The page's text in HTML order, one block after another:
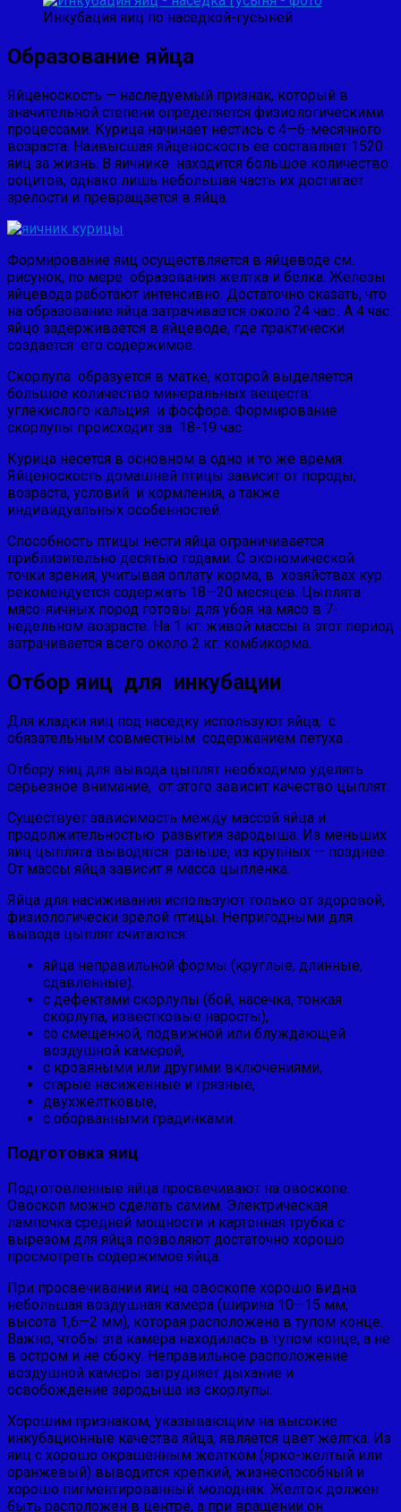
Инкубация яиц по наседкой-гусыней
Образование яйца
Яйценоскость — наследуемый признак, который в
значительной степени опре­деляется физиологическими
процессами. Курица начинает нестись с 4—6-месяч­ного
возраста. Наивысшая яйценоскость ее составляет 1520
яиц за жизнь. В яич­нике находится большое количество
ооцитов, однако лишь небольшая часть их достигает
зрелости и превра­щается в яйца.
Формирование яиц осуществляется в яйцеводе см.
рисунок, по мере образования желтка и белка. Железы
яйцевода работают интенсивно. Достаточно сказать, что
на образование яйца затрачивается около 24 час.. А 4 час.
яйцо задерживается в яйцеводе, где практически
создается его содержимое.
Скорлупа образуется в матке, которой выделяется
большое количество минеральных веществ:
углекислого кальция и фосфора. Формирование
скорлупы происходит за 18-19 час.
Курица несется в основном в одно и то же время.
Яйценоскость домашней птицы зависит от породы,
возраста, условий и кормления, а также
индивидуальных особенностей.
Способность птицы нести яйца ограничивается
приблизительно десятью годами. С экономической
точки зрения, учитывая оплату корма, в хозяйствах кур
рекомендуется содержать 18—20 месяцев. Цыплята
мясо-яичных пород готовы для убоя на мясо в 7-
недельном возрасте. На 1 кг. живой массы в этот период
затрачивается всего около 2 кг. комбикорма.
Отбор яиц для инкубации
Для кладки яиц под наседку используют яйца, с
обязательным совместным содержанием петуха .
Отбору яиц для вывода цыплят необходимо уделять
серьезное внимание, от этого зависит качество цыплят.
Существует зависимость между массой яйца и
продолжительностью развития зародыша. Из меньших
яиц цыплята выводятся раньше, из крупных — позднее.
От массы яйца зависит я масса цыпленка.
Яйца для насиживания используют только от здоровой,
фи­зиологически зрелой птицы. Непригодными для
вывода цыплят считаются:
яйца неправильной формы (круглые, длинные,
сдав­ленные).
с дефектами скорлупы (бой, насечка, тонкая
скорлупа, известковые наросты),
со смещенной, подвижной или блуждаю­щей
воздушной камерой,
с кровяными или другими включени­ями,
старые насиженные и грязные,
двухжелтковые,
с оборванными градинками.
Подготовка яиц
Подготовленные яйца просвечивают на овос­копе.
Овоскоп можно сделать самим. Электрическая
лампочка средней мощности и картонная трубка с
вырезом для яйца поз­воляют достаточно хорошо
просмотреть содержимое яйца.
При просвечивании яиц на овоскопе хорошо видна
неболь­шая воздушная камера (ширина 10—15 мм,
высота 1,6—2 мм), которая расположена в тупом конце.
Важно, чтобы эта камера находилась в тупом конце, а не
в остром и не сбоку. Неправиль­ное расположение
воздушной камеры затрудняет дыхание и
освобождение зародыша из скорлупы.
Хорошим признаком, указывающим на высокие
инкубаци­онные качества яйца, является цвет желтка. Из
яиц с хорошо окрашенным желтком (ярко-желтый или
оранжевый) выводит­ся крепкий, жизнеспособный и
хорошо пигментированный мо­лодняк. Желток должен
быть расположен в центре, а при вра­щении он